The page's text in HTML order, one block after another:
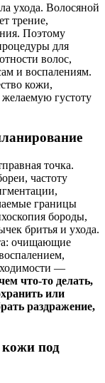
ухода. Волосяной
трение,
Поэтому
для
волос,
и воспалениям.
кожи,
густоту
точка.
частоту
границы
бороды,
бритья и ухода.
очищающие
—
что‑то делать,
или
раздражение,
под